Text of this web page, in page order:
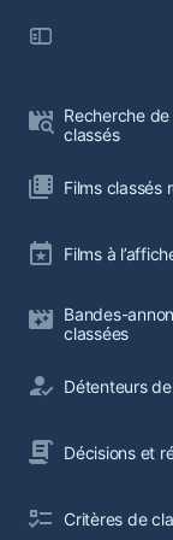
Recherche
classés
Films classés
Films à
Bandes-
classées
Détenteurs
Décisions et
Critères de